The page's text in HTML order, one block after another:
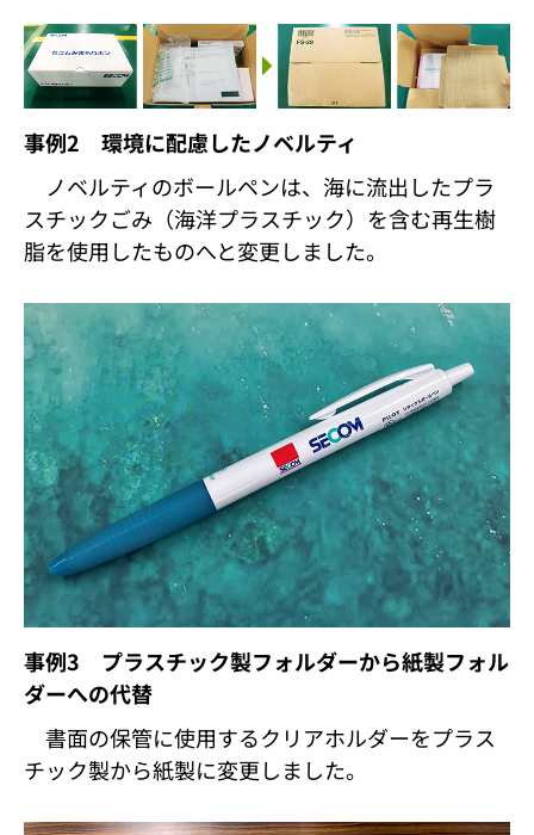
事例2 環境に配慮したノベルティ
ノベルティのボールペンは、海に流出したプラ
スチックごみ（海洋プラスチック）を含む再生樹
脂を使用したものへと変更しました。
事例3 プラスチック製フォルダーから紙製フォル
ダーへの代替
書面の保管に使用するクリアホルダーをプラス
チック製から紙製に変更しました。